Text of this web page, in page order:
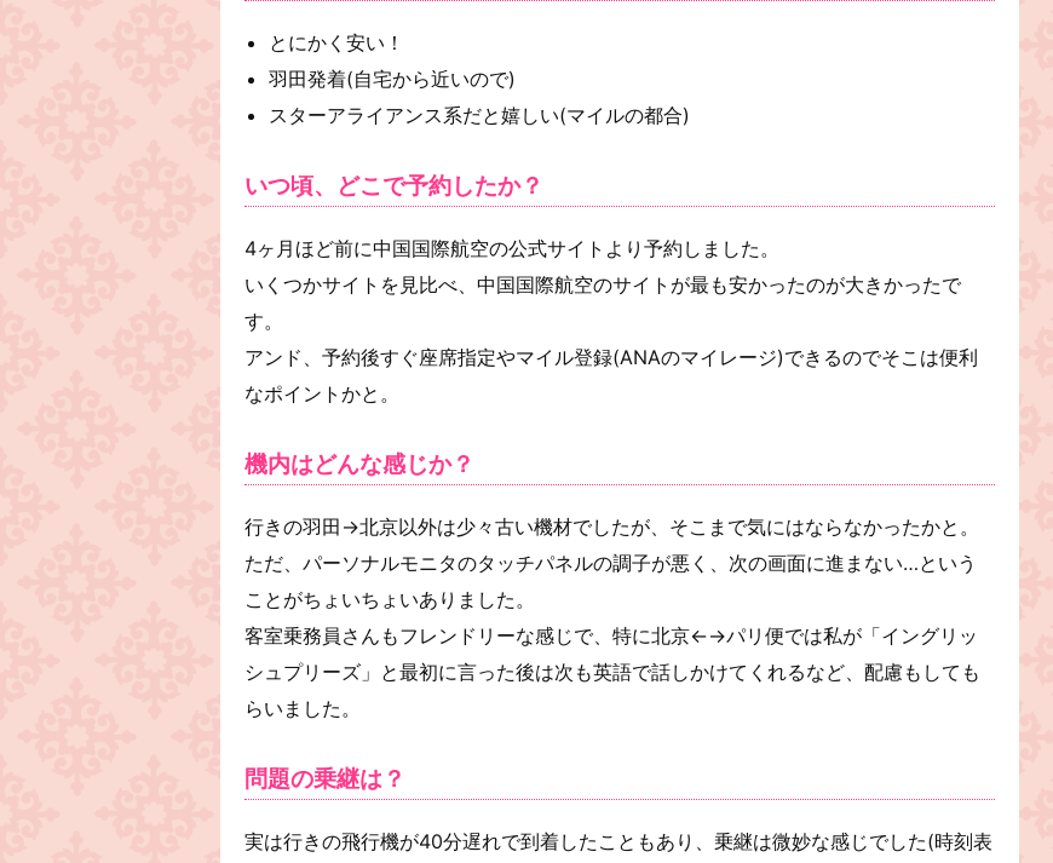
とにかく安い！
羽田発着(自宅から近いので)
スターアライアンス系だと嬉しい(マイルの都合)
いつ頃、どこで予約したか？
4ヶ月ほど前に中国国際航空の公式サイトより予約しました。
いくつかサイトを見比べ、中国国際航空のサイトが最も安かったのが大きかったで
す。
アンド、予約後すぐ座席指定やマイル登録(ANAのマイレージ)できるのでそこは便利
なポイントかと。
機内はどんな感じか？
行きの羽田→北京以外は少々古い機材でしたが、そこまで気にはならなかったかと。
ただ、パーソナルモニタのタッチパネルの調子が悪く、次の画面に進まない…という
ことがちょいちょいありました。
客室乗務員さんもフレンドリーな感じで、特に北京←→パリ便では私が「イングリッ
シュプリーズ」と最初に言った後は次も英語で話しかけてくれるなど、配慮もしても
らいました。
問題の乗継は？
実は行きの飛行機が40分遅れで到着したこともあり、乗継は微妙な感じでした(時刻表